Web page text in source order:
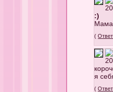
:)
(
я
(